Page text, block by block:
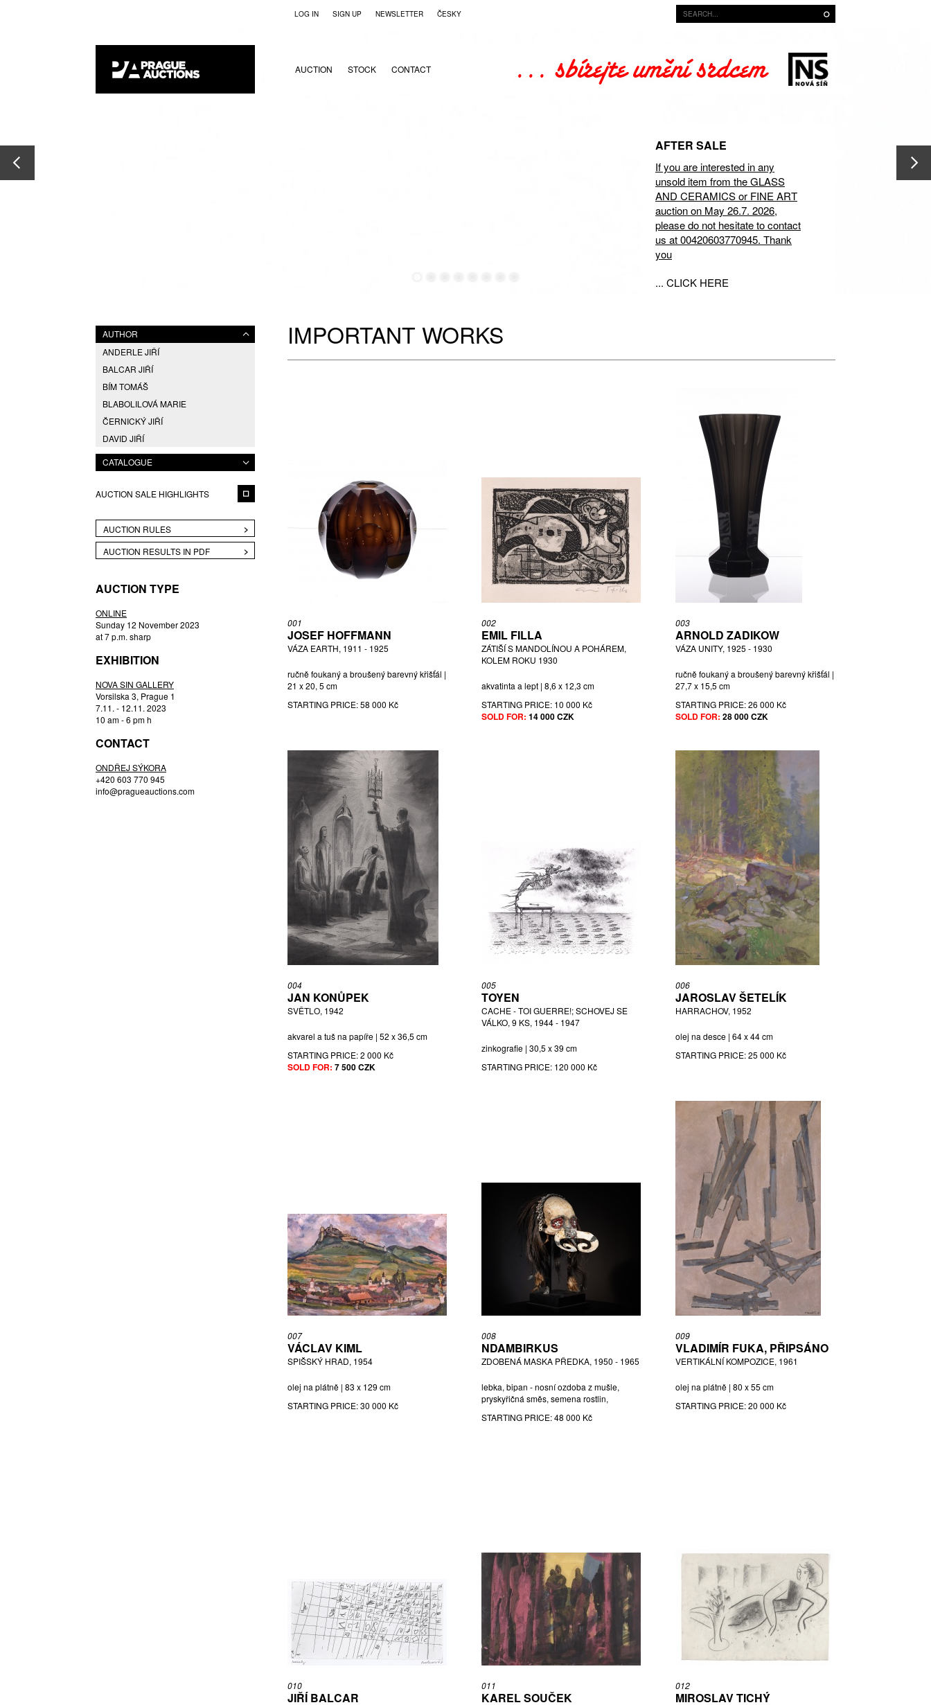
LOG IN SIGN UP NEWSLETTER ČESKY
AUCTION STOCK CONTACT
AFTER SALE
If you are interested in any
unsold item from the GLASS
AND CERAMICS or FINE ART
auction on May 26.7. 2026,
please do not hesitate to contact
us at 00420603770945. Thank
you
... CLICK HERE
AUTHOR
ANDERLE JIŘÍ
BALCAR JIŘÍ
BÍM TOMÁŠ
BLABOLILOVÁ MARIE
ČERNICKÝ JIŘÍ
DAVID JIŘÍ
DOKOUPIL JIŘÍ GEORG
DVOŘÁK JAROSLAV EDUARD
ENGLBERTH MILOŠ
FUKA, PŘIPSÁNO VLADIMÍR
HAAS ASOT
HAYEK PAVEL
HOFFMANN JOSEF
HÖHMOVÁ ZDENA
HOŘAVA FRANTIŠEK
JAN BAUCH JAN LAUDA
JAN ŠVANKMAJER (1934) EVA
ŠVANKMAJEROVÁ (1940 - 2005),
JANEČEK OTA
JETELA TOMÁŠ
JÍRA JOSEF
KALOUSEK JIŘÍ
KAREL JIŘÍ
CATALOGUE
AUCTION SALE HIGHLIGHTS
AUCTION RULES
AUCTION RESULTS IN PDF
AUCTION TYPE
ONLINE
Sunday 12 November 2023
at 7 p.m. sharp
EXHIBITION
NOVA SIN GALLERY
Vorsilska 3, Prague 1
7.11. - 12.11. 2023
10 am - 6 pm h
CONTACT
ONDŘEJ SÝKORA
+420 603 770 945
info@pragueauctions.com
IMPORTANT WORKS
001
JOSEF HOFFMANN
VÁZA EARTH, 1911 - 1925
ručně foukaný a broušený barevný křišťál |
21 x 20, 5 cm
STARTING PRICE:58 000 Kč
002
EMIL FILLA
ZÁTIŠÍ S MANDOLÍNOU A POHÁREM,
KOLEM ROKU 1930
akvatinta a lept | 8,6 x 12,3 cm
STARTING PRICE: 10 000 Kč
SOLD FOR: 14 000 CZK
003
ARNOLD ZADIKOW
VÁZA UNITY, 1925 - 1930
ručně foukaný a broušený barevný křišťál |
27,7 x 15,5 cm
STARTING PRICE:26 000 Kč
SOLD FOR: 28 000 CZK
004
JAN KONŮPEK
SVĚTLO, 1942
akvarel a tuš na papíře | 52 x 36,5 cm
STARTING PRICE:2 000 Kč
SOLD FOR: 7 500 CZK
005
TOYEN
CACHE - TOI GUERRE!; SCHOVEJ SE
VÁLKO, 9 KS, 1944 - 1947
zinkografie | 30,5 x 39 cm
STARTING PRICE: 120 000 Kč
006
JAROSLAV ŠETELÍK
HARRACHOV, 1952
olej na desce | 64 x 44 cm
STARTING PRICE:25 000 Kč
007
VÁCLAV KIML
SPIŠSKÝ HRAD, 1954
olej na plátně | 83 x 129 cm
STARTING PRICE:30 000 Kč
008
NDAMBIRKUS
ZDOBENÁ MASKA PŘEDKA, 1950 - 1965
lebka, bipan - nosní ozdoba z mušle,
pryskyřičná směs, semena rostlin,
STARTING PRICE:48 000 Kč
009
VLADIMÍR FUKA, PŘIPSÁNO
VERTIKÁLNÍ KOMPOZICE, 1961
olej na plátně | 80 x 55 cm
STARTING PRICE:20 000 Kč
010
JIŘÍ BALCAR
011
KAREL SOUČEK
012
MIROSLAV TICHÝ